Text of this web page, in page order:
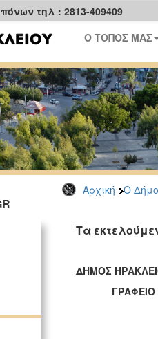
τηλ : 2813-409409
Ο ΤΟΠΟΣ ΜΑΣ
Αρχική Ο
Τα
ΔΗΜΟΣ
ΓΡΑΦΕΙΟ